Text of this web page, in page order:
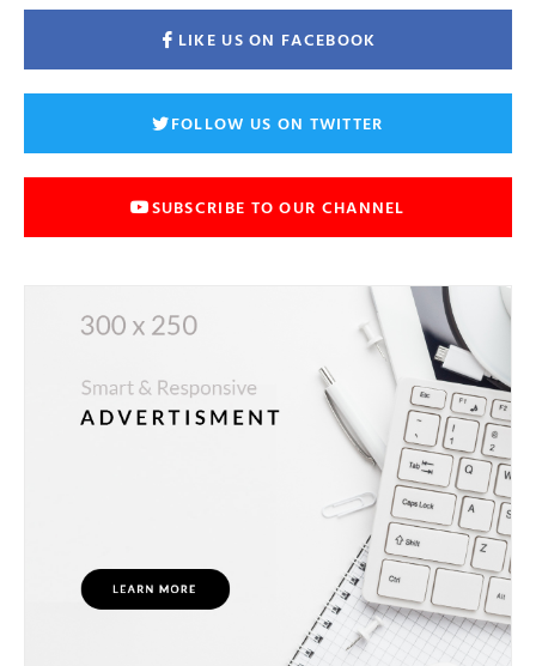
LIKE US ON FACEBOOK
FOLLOW US ON TWITTER
SUBSCRIBE TO OUR CHANNEL